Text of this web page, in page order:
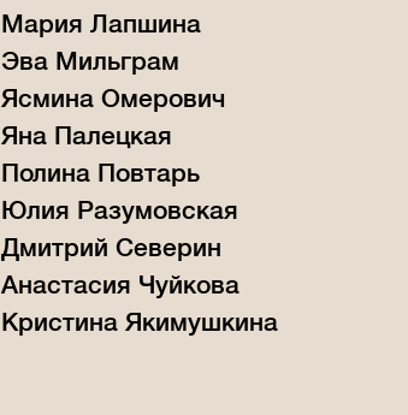
Мария Лапшина
Эва Мильграм
Ясмина Омерович
Яна Палецкая
Полина Повтарь
Юлия Разумовская
Дмитрий Северин
Анастасия Чуйкова
Кристина Якимушкина